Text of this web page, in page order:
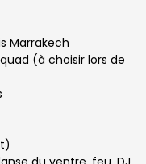
Marrakech
(à choisir lors de